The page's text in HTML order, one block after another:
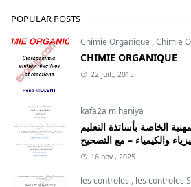
POPULAR POSTS
Chimie Organique ,Chimie
CHIMIE ORGANIQUE
22 juil., 2015
kafa2a mihaniya
الخاصة بأساتذة التعليم
والكيمياء – مع التصحيح
16 nov., 2025
les controles , les controles